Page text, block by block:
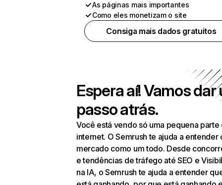
As páginas mais importantes
Como eles monetizam o site
Consiga mais dados gratuitos
Espera aí! Vamos dar
passo atrás.
Você está vendo só uma pequena parte
internet. O Semrush te ajuda a entender
mercado como um todo. Desde
e tendências de tráfego até SEO e
na IA, o Semrush te ajuda a entender